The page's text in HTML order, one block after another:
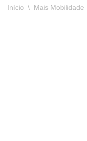
Início \ Mais Mobilidade